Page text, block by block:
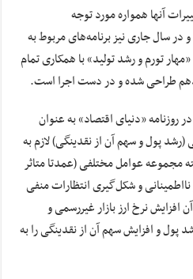
آنها همواره مورد توجه
سال جاری نیز برنامه‌های مربوط به
تورم و رشد تولید» با همکاری تمام
طراحی شده و در دست اجرا است.
«دنیای‌ اقتصاد» به‌ عنوان
پول و سهم آن از نقدینگی) لازم به
مجموعه عوامل مختلفی (عمدتا متاثر
نااطمینانی و شکل‌گیری انتظارات منفی
افزایش نرخ ارز بازار غیررسمی و
و افزایش سهم آن از نقدینگی را به